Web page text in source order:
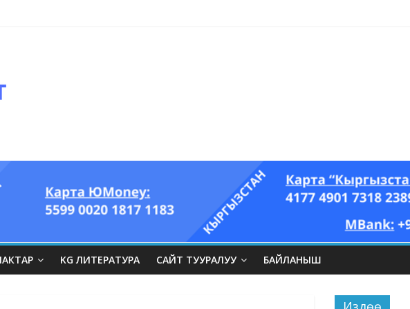
KG ЛИТЕРАТУРА САЙТ ТУУРАЛУУ БАЙЛАНЫШ